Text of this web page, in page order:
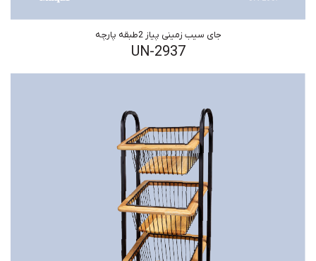
جای سیب زمینی پیاز 2طبقه پارچه
UN-2937